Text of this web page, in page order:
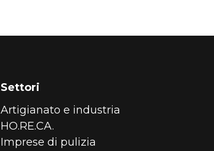
Settori
Artigianato e industria
HO.RE.CA.
Imprese di pulizia